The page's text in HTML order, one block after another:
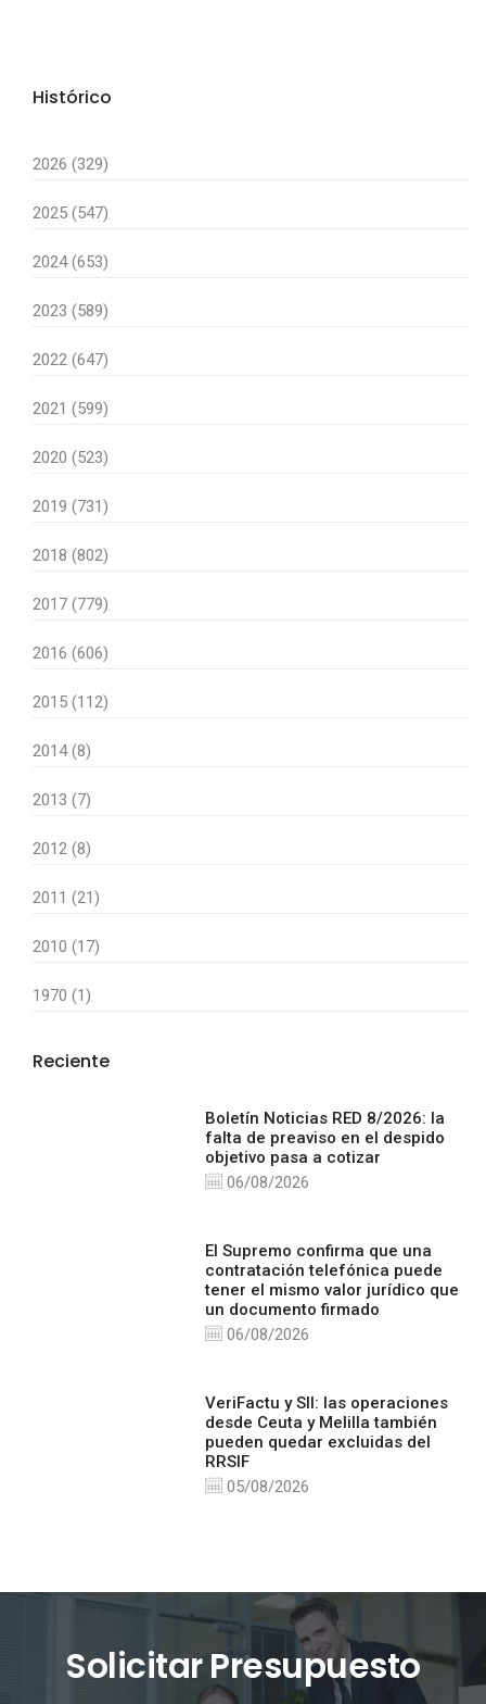
Histórico
2026 (329)
2025 (547)
2024 (653)
2023 (589)
2022 (647)
2021 (599)
2020 (523)
2019 (731)
2018 (802)
2017 (779)
2016 (606)
2015 (112)
2014 (8)
2013 (7)
2012 (8)
2011 (21)
2010 (17)
1970 (1)
Reciente
Boletín Noticias RED 8/2026: la
falta de preaviso en el despido
objetivo pasa a cotizar
06/08/2026
El Supremo confirma que una
contratación telefónica puede
tener el mismo valor jurídico que
un documento firmado
06/08/2026
VeriFactu y SII: las operaciones
desde Ceuta y Melilla también
pueden quedar excluidas del
RRSIF
05/08/2026
Solicitar Presupuesto